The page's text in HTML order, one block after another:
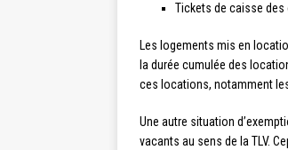
Tickets de caisse
Les logements mis en
la durée cumulée des
ces locations, notamment
Une autre situation
vacants au sens de la TLV.